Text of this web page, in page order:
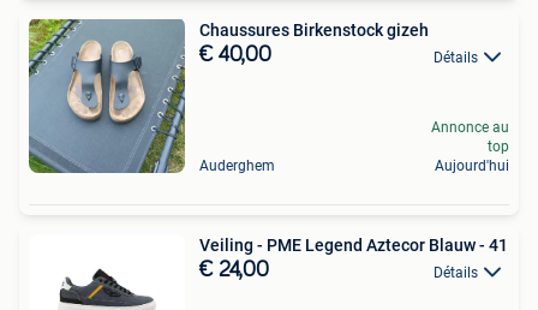
Chaussures Birkenstock gizeh
€ 40,00 Détails
Auderghem
Annonce au
top
Aujourd'hui
Veiling - PME Legend Aztecor Blauw - 41
€ 24,00 Détails